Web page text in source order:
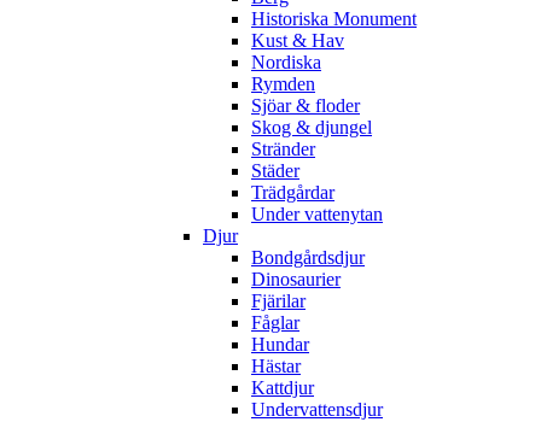
Historiska Monument
Kust & Hav
Nordiska
Rymden
Sjöar & floder
Skog & djungel
Stränder
Städer
Trädgårdar
Under vattenytan
Djur
Bondgårdsdjur
Dinosaurier
Fjärilar
Fåglar
Hundar
Hästar
Kattdjur
Undervattensdjur